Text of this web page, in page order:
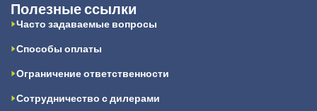
Полезные ссылки
Часто задаваемые вопросы
Способы оплаты
Ограничение ответственности
Сотрудничество с дилерами